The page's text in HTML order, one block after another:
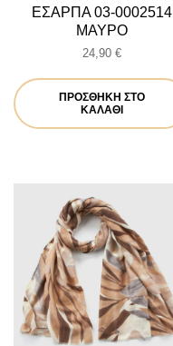
ΕΣΑΡΠΑ 03-0002514
ΜΑΥΡΟ
24,90 €
ΠΡΟΣΘΉΚΗ ΣΤΟ
ΚΑΛΆΘΙ